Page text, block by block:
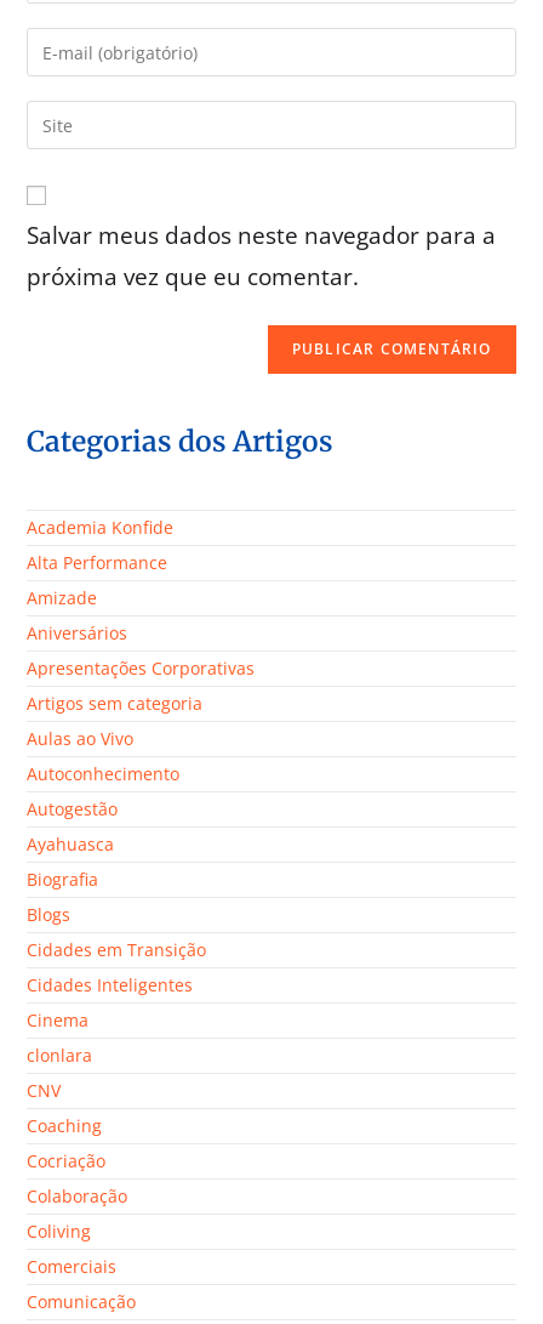
Salvar meus dados neste navegador para a
próxima vez que eu comentar.
Categorias dos Artigos
Academia Konfide
Alta Performance
Amizade
Aniversários
Apresentações Corporativas
Artigos sem categoria
Aulas ao Vivo
Autoconhecimento
Autogestão
Ayahuasca
Biografia
Blogs
Cidades em Transição
Cidades Inteligentes
Cinema
clonlara
CNV
Coaching
Cocriação
Colaboração
Coliving
Comerciais
Comunicação